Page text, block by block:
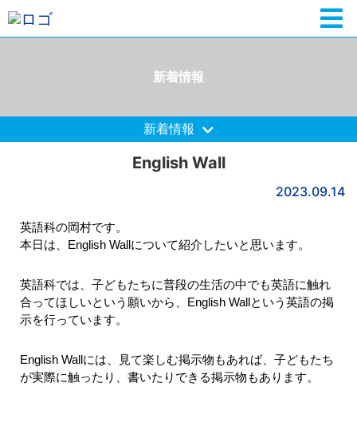
新着情報
新着情報
English Wall
2023.09.14
英語科の岡村です。
本日は、English Wallについて紹介したいと思います。
英語科では、子どもたちに普段の生活の中でも英語に触れ
合ってほしいという願いから、English Wallという英語の掲
示を行っています。
English Wallには、見て楽しむ掲示物もあれば、子どもたち
が実際に触ったり、書いたりできる掲示物もあります。